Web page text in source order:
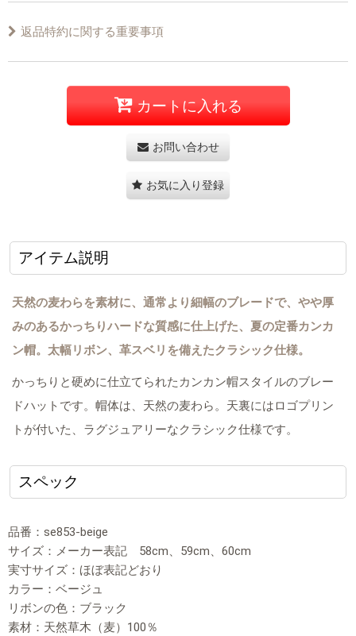
返品特約に関する重要事項
カートに入れる
お問い合わせ
お気に入り登録
アイテム説明
天然の麦わらを素材に、通常より細幅のブレードで、やや厚
みのあるかっちりハードな質感に仕上げた、夏の定番カンカ
ン帽。太幅リボン、革スベリを備えたクラシック仕様。
かっちりと硬めに仕立てられたカンカン帽スタイルのブレー
ドハットです。帽体は、天然の麦わら。天裏にはロゴプリン
トが付いた、ラグジュアリーなクラシック仕様です。
スペック
品番：se853-beige
サイズ：メーカー表記 58cm、59cm、60cm
実寸サイズ：ほぼ表記どおり
カラー：ベージュ
リボンの色：ブラック
素材：天然草木（麦）100％